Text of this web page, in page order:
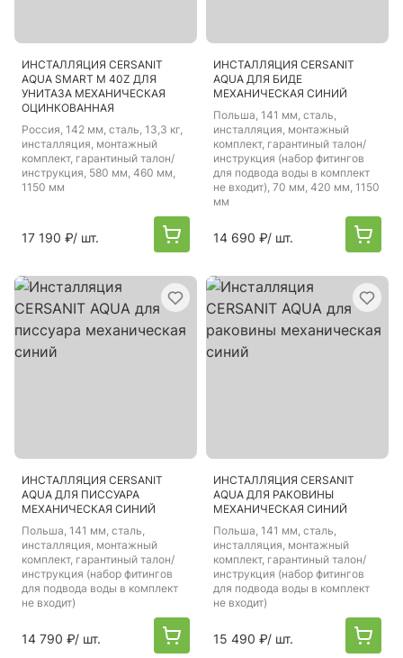
ИНСТАЛЛЯЦИЯ CERSANIT
AQUA SMART М 40Z ДЛЯ
УНИТАЗА МЕХАНИЧЕСКАЯ
ОЦИНКОВАННАЯ
Россия, 142 мм, сталь, 13,3 кг,
инсталляция, монтажный
комплект, гарантиный талон/
инструкция, 580 мм, 460 мм,
1150 мм
17 190 ₽/ шт.
ИНСТАЛЛЯЦИЯ CERSANIT
AQUA ДЛЯ БИДЕ
МЕХАНИЧЕСКАЯ СИНИЙ
Польша, 141 мм, сталь,
инсталляция, монтажный
комплект, гарантиный талон/
инструкция (набор фитингов
для подвода воды в комплект
не входит), 70 мм, 420 мм, 1150
мм
14 690 ₽/ шт.
ИНСТАЛЛЯЦИЯ CERSANIT
AQUA ДЛЯ ПИССУАРА
МЕХАНИЧЕСКАЯ СИНИЙ
Польша, 141 мм, сталь,
инсталляция, монтажный
комплект, гарантиный талон/
инструкция (набор фитингов
для подвода воды в комплект
не входит)
14 790 ₽/ шт.
ИНСТАЛЛЯЦИЯ CERSANIT
AQUA ДЛЯ РАКОВИНЫ
МЕХАНИЧЕСКАЯ СИНИЙ
Польша, 141 мм, сталь,
инсталляция, монтажный
комплект, гарантиный талон/
инструкция (набор фитингов
для подвода воды в комплект
не входит)
15 490 ₽/ шт.